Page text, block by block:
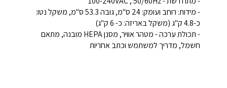
- מידות: רוחב ועומק: 24 ס"מ, גובה 53.3 ס"מ, משקל נטו:
כ-4.8 ק"ג (משקל באריזה: כ- 6 ק"ג)
- תכולת ערכה - מטהר אוויר, מסנן HEPA מובנה, מתאם
חשמל, מדריך למשתמש וכתב אחריות